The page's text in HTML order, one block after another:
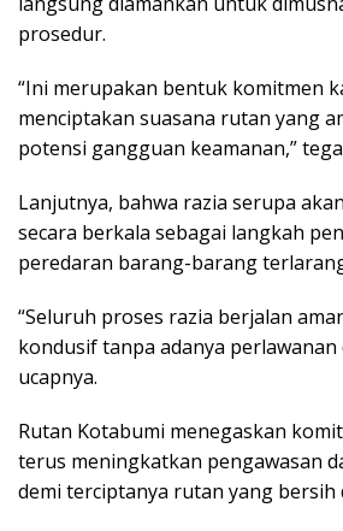
prosedur.
“Ini merupakan bentuk komitmen
menciptakan suasana rutan yang
potensi gangguan keamanan,”
Lanjutnya, bahwa razia serupa
secara berkala sebagai langkah
peredaran barang-barang
“Seluruh proses razia berjalan
kondusif tanpa adanya perlawanan
ucapnya.
Rutan Kotabumi menegaskan
terus meningkatkan pengawasan
demi terciptanya rutan yang bersih